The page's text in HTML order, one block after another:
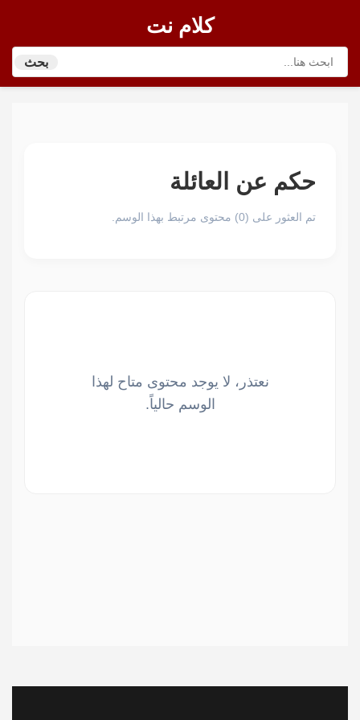
كلام نت
بحث
حكم عن العائلة
تم العثور على (0) محتوى مرتبط بهذا الوسم.
نعتذر، لا يوجد محتوى متاح لهذا
الوسم حالياً.